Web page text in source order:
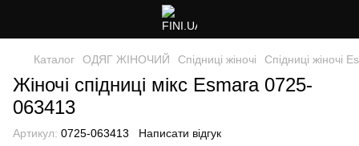
Каталог ОДЯГ ЖІНОЧИЙ Спідниці жіночі Спідниці жіночі
Жіночі спідниці мікс Esmara 0725-
063413
Артикул: 0725-063413 Написати відгук